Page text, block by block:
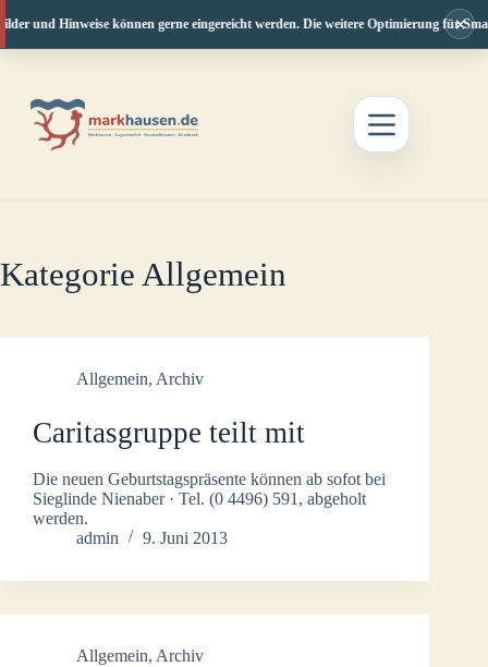
und Hinweise können gerne eingereicht werden. Die weitere Optimierung für ×
springen
Kategorie Allgemein
Allgemein, Archiv
Caritasgruppe teilt mit
Die neuen Geburtstagspräsente können ab sofot bei
Sieglinde Nienaber · Tel. (0 4496) 591, abgeholt
werden.
admin
9. Juni 2013
Allgemein, Archiv